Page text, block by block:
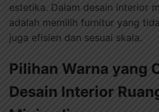
estetika. Dalam desain interior
adalah memilih furnitur yang
juga efisien dan sesuai skala.
Pilihan Warna yang
Desain Interior